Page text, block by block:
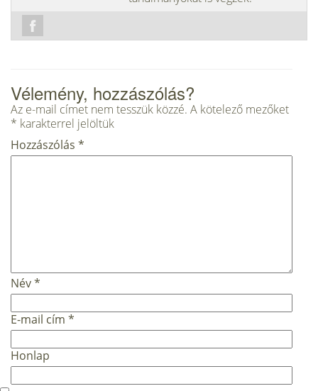
Vélemény, hozzászólás?
Az e-mail címet nem tesszük közzé. A kötelező mezőket
* karakterrel jelöltük
Hozzászólás *
Név*
E-mail cím *
Honlap